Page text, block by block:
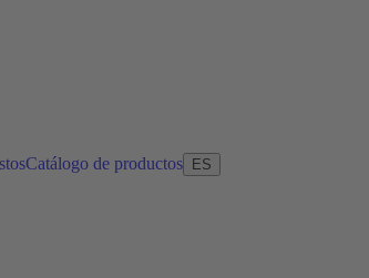
Catálogo de productos ES